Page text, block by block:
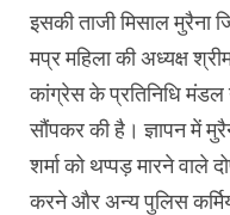
इसकी ताजी मिसाल मुरैना
मप्र महिला की अध्यक्ष
कांग्रेस के प्रतिनिधि मंडल
सौंपकर की है। ज्ञापन में
शर्मा को थप्पड़ मारने वाले
करने और अन्य पुलिस